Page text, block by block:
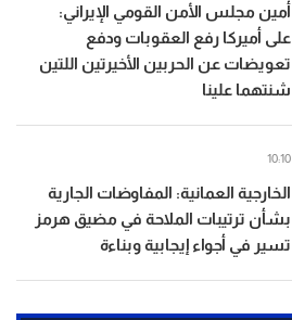
أمين مجلس الأمن القومي الإيراني:
على أميركا رفع العقوبات ودفع
تعويضات عن الحربين الأخيرتين اللتين
شنتهما علينا
الخارجية العمانية: المفاوضات الجارية
بشأن ترتيبات الملاحة في مضيق هرمز
تسير في أجواء إيجابية وبناءة
10:10